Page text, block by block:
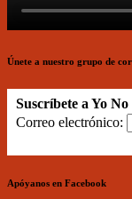
Únete a nuestro grupo de
Suscríbete a Yo
Correo electrónico:
Apóyanos en Facebook